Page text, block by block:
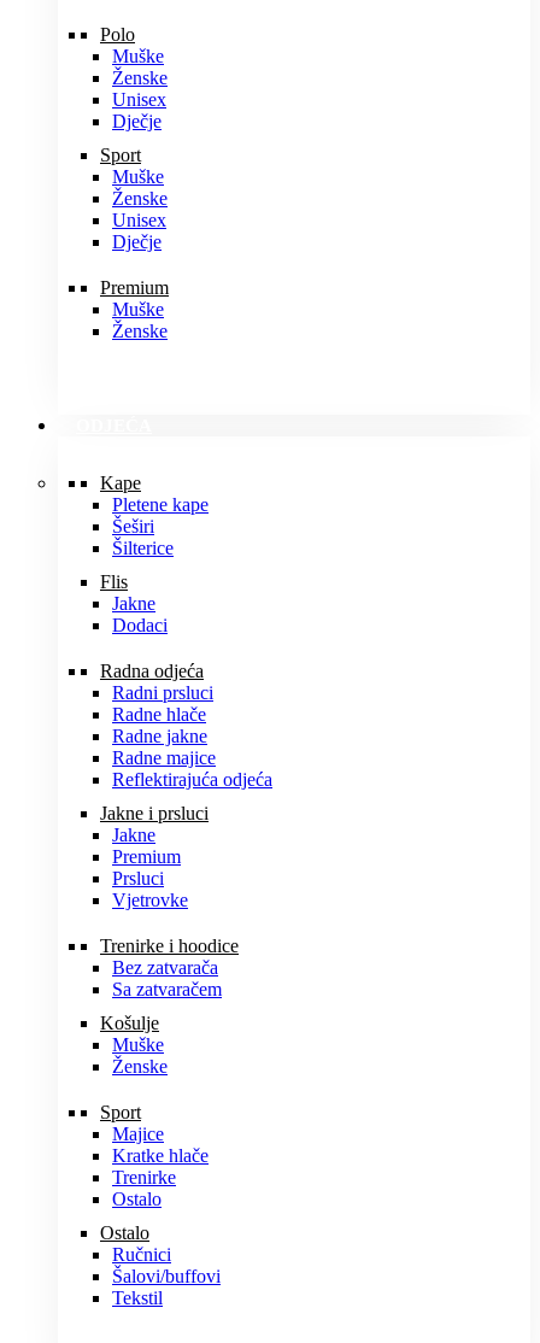
Polo
Muške
Ženske
Unisex
Dječje
Sport
Muške
Ženske
Unisex
Dječje
Premium
Muške
Ženske
Kape
Pletene kape
Šeširi
Šilterice
Flis
Jakne
Dodaci
Radna odjeća
Radni prsluci
Radne hlače
Radne jakne
Radne majice
Reflektirajuća odjeća
Jakne i prsluci
Jakne
Premium
Prsluci
Vjetrovke
Trenirke i hoodice
Bez zatvarača
Sa zatvaračem
Košulje
Muške
Ženske
Sport
Majice
Kratke hlače
Trenirke
Ostalo
Ostalo
Ručnici
Šalovi/buffovi
Tekstil